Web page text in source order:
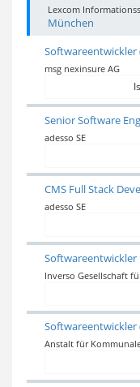
Lexcom
München
Softwareentwickler
msg nexinsure AG
Senior Software
adesso SE
CMS Full Stack
adesso SE
Softwareentwickler
Inverso Gesellschaft
Softwareentwickler
Anstalt für